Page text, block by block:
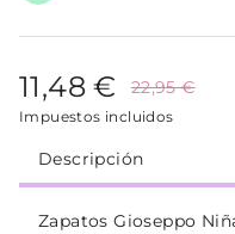
11,48 € 22,95 €
Impuestos incluidos
Descripción
Zapatos Gioseppo